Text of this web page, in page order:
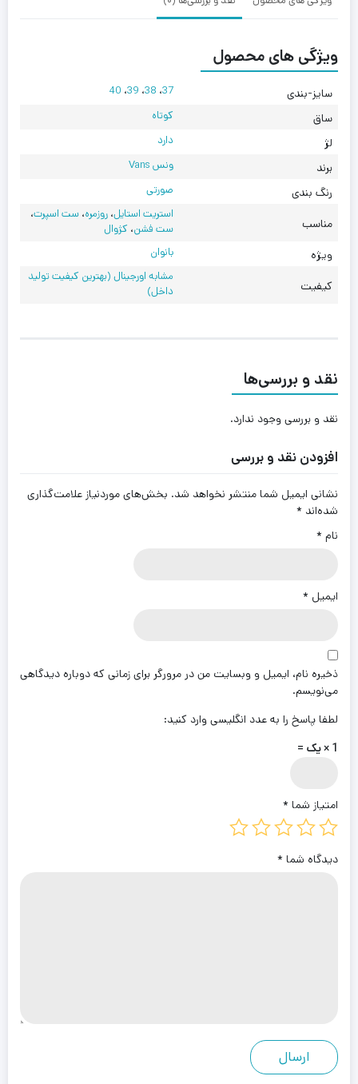
ویژگی های محصول
سایز-بندی 37، 38، 39، 40
ساق کوتاه
لژ دارد
برند ونس Vans
رنگ بندی صورتی
مناسب
استریت استایل،روزمره،ست اسپرت،
ست فشن، کژوال
ویژه بانوان
کیفیت
مشابه اورجینال (بهترین کیفیت تولید
داخل)
نقد و بررسی‌ها
نقد و بررسی وجود ندارد.
افزودن نقد و بررسی
نشانی ایمیل شما منتشر نخواهد شد. بخش‌های موردنیاز علامت‌گذاری
شده‌اند *
نام *
ایمیل *
ذخیره نام، ایمیل و وبسایت من در مرورگر برای زمانی که دوباره دیدگاهی
می‌نویسم.
لطفا پاسخ را به عدد انگلیسی وارد کنید:
1 × یک =
امتیاز شما *
دیدگاه شما *